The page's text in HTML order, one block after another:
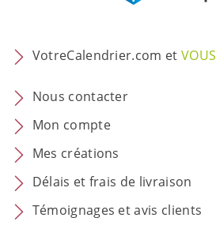
VotreCalendrier.com etVOUS
Nous contacter
Mon compte
Mes créations
Délais et frais de livraison
Témoignages et avis clients